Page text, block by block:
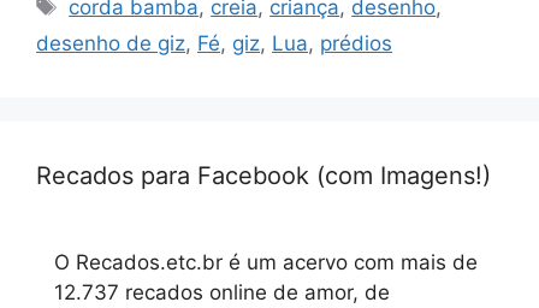
corda bamba, creia, criança, desenho,
desenho de giz, Fé, giz, Lua, prédios
Recados para Facebook (com Imagens!)
O Recados.etc.br é um acervo com mais de
12.737 recados online de amor, de